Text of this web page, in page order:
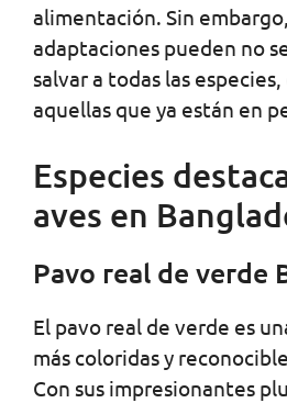
alimentación. Sin
adaptaciones pueden no
salvar a todas las
aquellas que ya están en
Especies
aves en
Pavo real de verde
El pavo real de verde es
más coloridas y
Con sus impresionantes